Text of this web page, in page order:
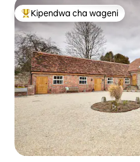
Kipendwa maarufu cha wageni
Kipendwa cha wageni